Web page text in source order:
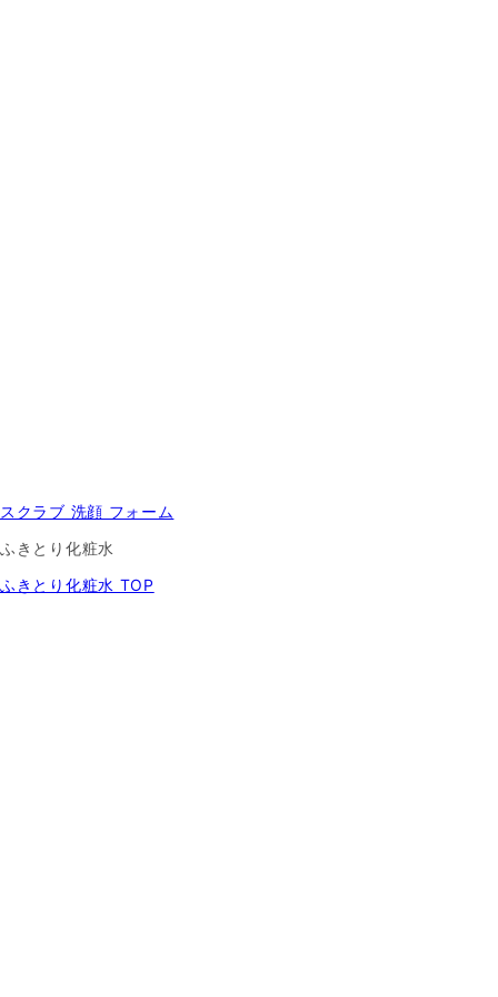
スクラブ 洗顔 フォーム
ふきとり化粧水
ふきとり化粧水 TOP